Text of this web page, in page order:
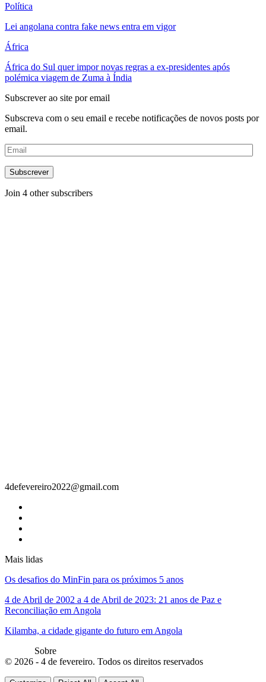
Política
Lei angolana contra fake news entra em vigor
África
África do Sul quer impor novas regras a ex-presidentes após
polémica viagem de Zuma à Índia
Subscrever ao site por email
Subscreva com o seu email e recebe notificações de novos posts por
email.
Email
Subscrever
Join 4 other subscribers
4defevereiro2022@gmail.com
Mais lidas
Os desafios do MinFin para os próximos 5 anos
4 de Abril de 2002 a 4 de Abril de 2023: 21 anos de Paz e
Reconciliação em Angola
Kilamba, a cidade gigante do futuro em Angola
Sobre
© 2026 - 4 de fevereiro. Todos os direitos reservados